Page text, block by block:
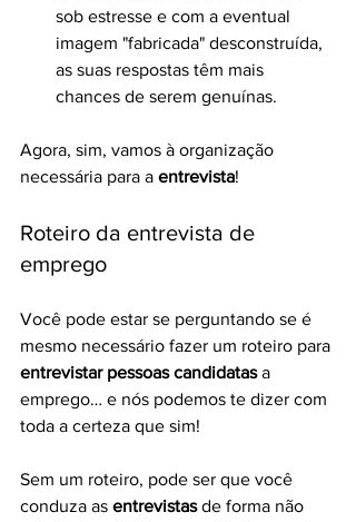
sob estresse e com a eventual
imagem "fabricada" desconstruída,
as suas respostas têm mais
chances de serem genuínas.
Agora, sim, vamos à organização
necessária para a entrevista!
Roteiro da entrevista de
emprego
Você pode estar se perguntando se é
mesmo necessário fazer um roteiro para
entrevistar pessoas candidatas a
emprego… e nós podemos te dizer com
toda a certeza que sim!
Sem um roteiro, pode ser que você
conduza as entrevistas de forma não